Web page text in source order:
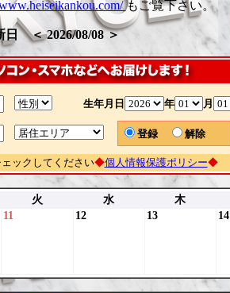
もご覧下さい。
日 ＜ 2026/08/08 ＞
生年月日 年 月
登録 解除
ックしてください◆個人情報保護ポリシー◆
火 水 木
11 12 13 14